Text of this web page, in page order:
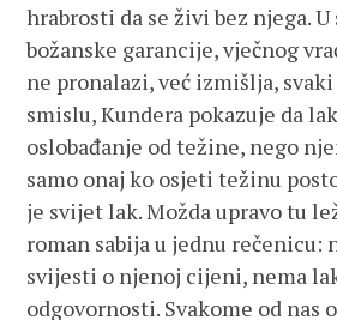
hrabrosti da se živi bez njega.
božanske garancije, vječnog
ne pronalazi, već izmišlja,
smislu, Kundera pokazuje da
oslobađanje od težine, nego
samo onaj ko osjeti težinu
je svijet lak. Možda upravo tu
roman sabija u jednu rečenicu:
svijesti o njenoj cijeni, nema
odgovornosti. Svakome od nas